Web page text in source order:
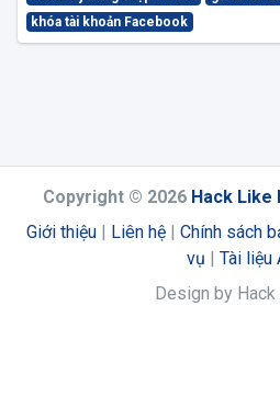
khóa tài khoản Facebook
Copyright © 2026 Hack Like
Giới thiệu | Liên hệ | Chính sách
vụ | Tài liệu
Design by Hack